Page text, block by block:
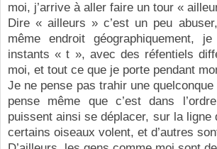
moi, j’arrive à aller faire un tour «
Dire « ailleurs » c’est un peu
même endroit géographiquement,
instants « t », avec des réfentiels
moi, et tout ce que je porte pendant
Je ne pense pas trahir une
pense même que c’est dans
puissent ainsi se déplacer, sur la ligne
certains oiseaux volent, et d’autres